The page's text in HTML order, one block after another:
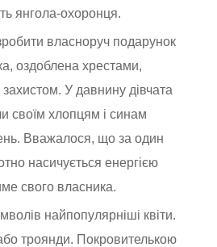
янгола-охоронця.
власноруч подарунок
оздоблена хрестами,
У давнину дівчата
своїм хлопцям і синам
Вважалося, що за один
насичується енергією
свого власника.
найпопулярніші квіти.
троянди. Покровителькою